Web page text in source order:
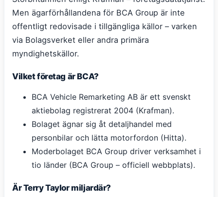
Men ägarförhållandena för BCA Group är inte
offentligt redovisade i tillgängliga källor – varken
via Bolagsverket eller andra primära
myndighetskällor.
Vilket företag är BCA?
BCA Vehicle Remarketing AB är ett svenskt
aktiebolag registrerat 2004 (Krafman).
Bolaget ägnar sig åt detaljhandel med
personbilar och lätta motorfordon (Hitta).
Moderbolaget BCA Group driver verksamhet i
tio länder (BCA Group – officiell webbplats).
Är Terry Taylor miljardär?